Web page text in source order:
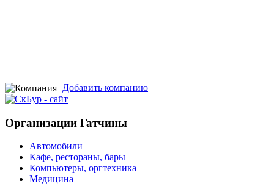
Добавить компанию
Организации Гатчины
Автомобили
Кафе, рестораны, бары
Компьютеры, оргтехника
Медицина